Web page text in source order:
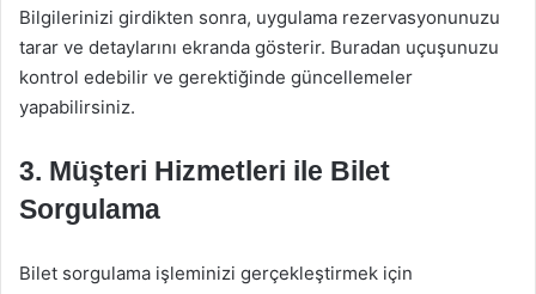
Bilgilerinizi girdikten sonra, uygulama rezervasyonunuzu
tarar ve detaylarını ekranda gösterir. Buradan uçuşunuzu
kontrol edebilir ve gerektiğinde güncellemeler
yapabilirsiniz.
3. Müşteri Hizmetleri ile Bilet
Sorgulama
Bilet sorgulama işleminizi gerçekleştirmek için